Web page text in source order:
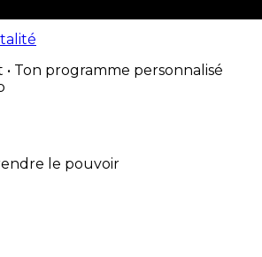
• Ton programme personnalisé
le pouvoir